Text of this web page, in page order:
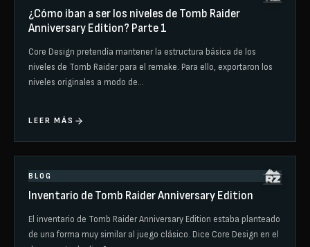
¿Cómo iban a ser los niveles de Tomb Raider
Anniversary Edition? Parte 1
Core Design pretendía mantener la estructura básica de los
niveles de Tomb Raider para el remake. Para ello, exportaron los
niveles originales a modo de…
LEER MÁS
BLOG
Inventario de Tomb Raider Anniversary Edition
El inventario de Tomb Raider Anniversary Edition estaba planteado
de una forma muy similar al juego clásico. Dice Core Design en el